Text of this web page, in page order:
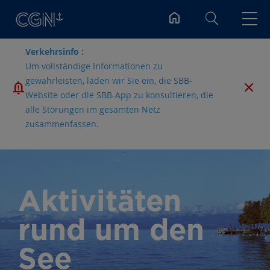
Verkehrsinfo :
Um vollständige Informationen zu
gewährleisten, laden wir Sie ein, die SBB-
Website oder die SBB-App zu konsultieren, die
alle Störungen im gesamten Netz
zusammenfassen.
Aktivitäten
rund um den
See